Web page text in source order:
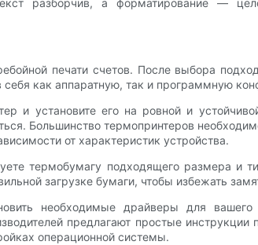
разборчив, а форматирование —
печати счетов. После выбора
как аппаратную, так и программную
и установите его на ровной и
Большинство термопринтеров
от характеристик устройства.
термобумагу подходящего размера и
загрузке бумаги, чтобы избежать
необходимые драйверы для
предлагают простые
операционной системы.